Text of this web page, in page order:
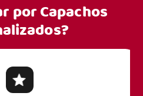
porCapachos